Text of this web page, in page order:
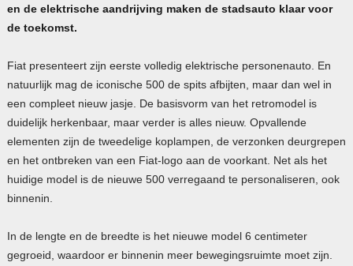
en de elektrische aandrijving maken de stadsauto klaar voor
de toekomst.
Fiat presenteert zijn eerste volledig elektrische personenauto. En
natuurlijk mag de iconische 500 de spits afbijten, maar dan wel in
een compleet nieuw jasje. De basisvorm van het retromodel is
duidelijk herkenbaar, maar verder is alles nieuw. Opvallende
elementen zijn de tweedelige koplampen, de verzonken deurgrepen
en het ontbreken van een Fiat-logo aan de voorkant. Net als het
huidige model is de nieuwe 500 verregaand te personaliseren, ook
binnenin.
In de lengte en de breedte is het nieuwe model 6 centimeter
gegroeid, waardoor er binnenin meer bewegingsruimte moet zijn.